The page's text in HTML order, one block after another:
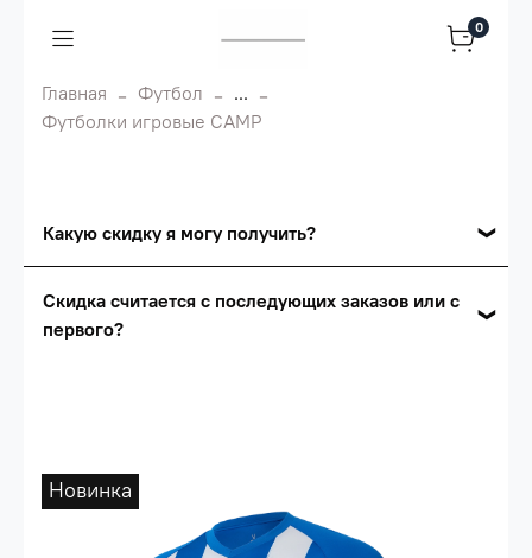
0
Главная Футбол
...
Футболки игровые CAMP
Какую скидку я могу получить?
Сумма скидки зависит от стоимости вашего
Опт 4(30%) -
сумма всех заказов за 6 месяцев -
30.000 рублей.
Скидка считается с последующих заказов или с
первого?
Новинка